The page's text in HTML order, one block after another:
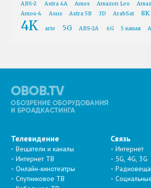
ABS-2 Astra 4A Amos Amazon Leo
Amos-4
Asus Astra 5B 3D ArabSat 8K
4K arte 5G ABS-2A 6G 5 канал
Телевидение
Вещатели и каналы
Интернет ТВ
Онлайн-кинотеатры
Спутниковое ТВ
Связь
Интернет
5G, 4G, 3G